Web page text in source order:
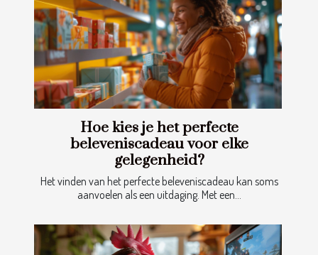
Hoe kies je het perfecte
beleveniscadeau voor elke
gelegenheid?
Het vinden van het perfecte beleveniscadeau kan soms
aanvoelen als een uitdaging. Met een...